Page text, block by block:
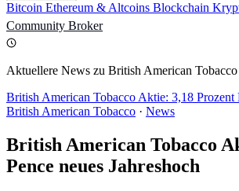
Bitcoin Ethereum & Altcoins Blockchain
Community Broker
Aktuellere News zu British American Tobacco
British American Tobacco Aktie: 3,18
British American Tobacco · News
British American Tobacco
Pence neues Jahreshoch